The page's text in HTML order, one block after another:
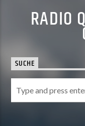
RADIO
SUCHE